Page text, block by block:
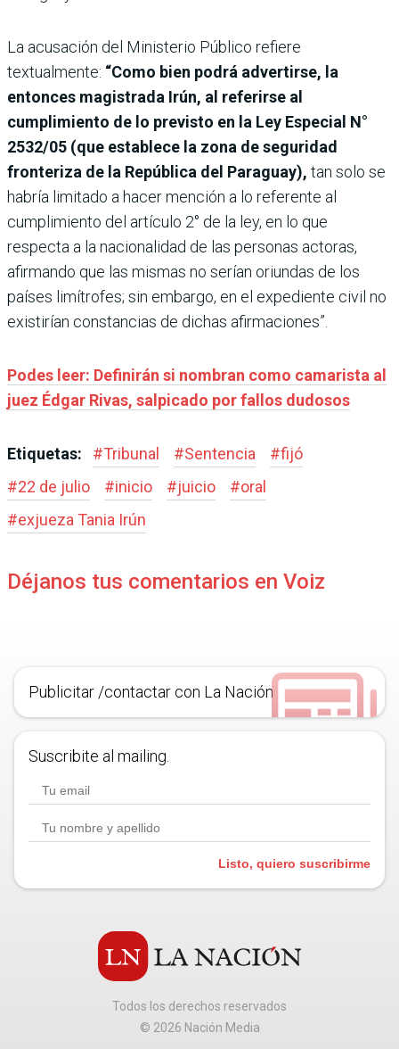
La acusación del Ministerio Público refiere
textualmente: “Como bien podrá advertirse, la
entonces magistrada Irún, al referirse al
cumplimiento de lo previsto en la Ley Especial N°
2532/05 (que establece la zona de seguridad
fronteriza de la República del Paraguay), tan solo se
habría limitado a hacer mención a lo referente al
cumplimiento del artículo 2° de la ley, en lo que
respecta a la nacionalidad de las personas actoras,
afirmando que las mismas no serían oriundas de los
países limítrofes; sin embargo, en el expediente civil no
existirían constancias de dichas afirmaciones”.
Podes leer: Definirán si nombran como camarista al
juez Édgar Rivas, salpicado por fallos dudosos
Etiquetas: #Tribunal #Sentencia #fijó
#22 de julio #inicio #juicio #oral
#exjueza Tania Irún
Déjanos tus comentarios en Voiz
Publicitar /contactar con La Nación
Suscribite al mailing.
Listo, quiero suscribirme
Todos los derechos reservados
© 2026 Nación Media